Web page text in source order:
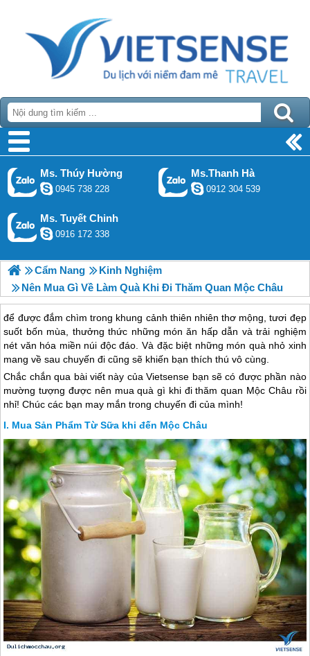
Ms. Thúy Hường
0945 738 228
Ms.Thanh Hà
0912 304 539
Ms. Tuyết Chinh
0916 172 338
Cẩm Nang
Kinh Nghiệm
Nên Mua Gì Về Làm Quà Khi Đi Thăm Quan Mộc Châu
để được đắm chìm trong khung cảnh thiên nhiên thơ mộng, tươi đẹp
suốt bốn mùa, thưởng thức những món ăn hấp dẫn và trải nghiệm
nét văn hóa miền núi độc đáo. Và đặc biệt những món quà nhỏ xinh
mang về sau chuyến đi cũng sẽ khiến bạn thích thú vô cùng.
Chắc chắn qua bài viết này của Vietsense bạn sẽ có được phần nào
mường tượng được nên mua quà gì khi đi thăm quan Mộc Châu rồi
nhỉ! Chúc các bạn may mắn trong chuyến đi của mình!
Mua Sản Phẩm Từ Sữa khi đến Mộc Châu